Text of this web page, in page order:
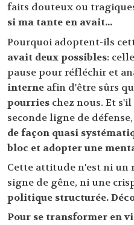
faits douteux ou
si ma tante en avait...
Pourquoi adoptent-ils
avait deux possibles:
pause pour réfléchir et
interne afin d'être sûrs
pourries chez nous. Et s'il
seconde ligne de
de façon quasi
bloc et adopter une
Cette attitude n'est ni un
signe de gêne, ni une
politique structurée.
Pour se transformer en